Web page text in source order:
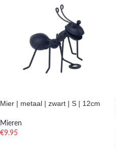
Mier | metaal | zwart | S | 12cm
Mieren
€9.95